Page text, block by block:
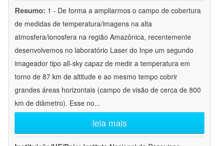
Resumo: 1 - De forma a ampliarmos o campo de cobertura
de medidas de temperatura/imagens na alta
atmosfera/ionosfera na região Amazônica, recentemente
desenvolvemos no laboratório Laser do Inpe um segundo
imageador tipo all-sky capaz de medir a temperatura em
torno de 87 km de altitude e ao mesmo tempo cobrir
grandes áreas horizontais (campo de visão de cerca de 800
km de diâmetro). Esse no...
leia mais